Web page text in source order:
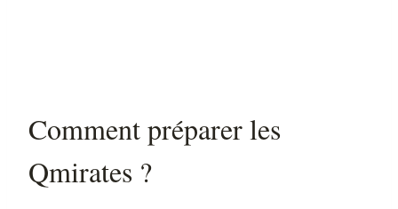
Comment préparer les
Qmirates ?